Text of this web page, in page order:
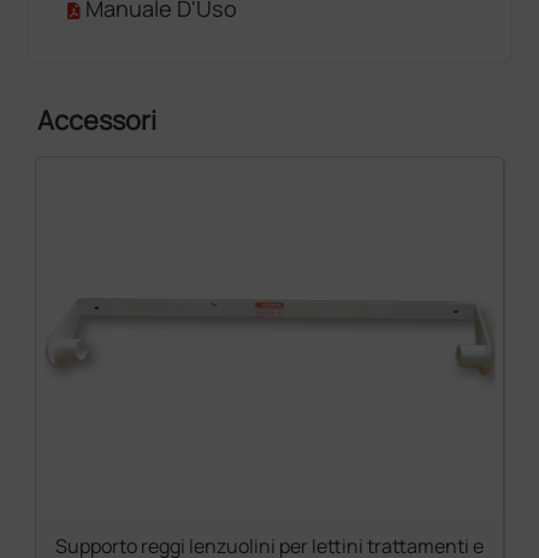
Manuale D'Uso
Accessori
Supporto reggi lenzuolini per lettini trattamenti e